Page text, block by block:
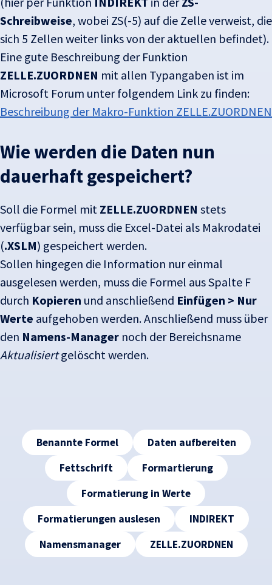
Schreibweise, wobei ZS(-5) auf die Zelle verweist, die
sich 5 Zellen weiter links von der aktuellen befindet).
Eine gute Beschreibung der Funktion
ZELLE.ZUORDNEN mit allen Typangaben ist im
Microsoft Forum unter folgendem Link zu finden:
Beschreibung der Makro-Funktion ZELLE.ZUORDNEN
Wie werden die Daten nun
dauerhaft gespeichert?
Soll die Formel mit ZELLE.ZUORDNEN stets
verfügbar sein, muss die Excel-Datei als Makrodatei
(.XSLM) gespeichert werden.
Sollen hingegen die Information nur einmal
ausgelesen werden, muss die Formel aus Spalte F
durch Kopieren und anschließend Einfügen > Nur
Werte aufgehoben werden. Anschließend muss über
den Namens-Manager noch der Bereichsname
Aktualisiertgelöscht werden.
Tags Benannte Formel
Daten aufbereiten
Fettschrift
Formartierung
Formatierung in Werte
Formatierungen auslesen
INDIREKT
Namensmanager
ZELLE.ZUORDNEN